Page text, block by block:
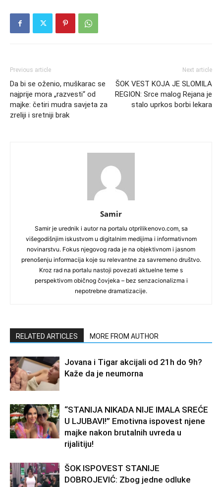
Previous article
Da bi se oženio, muškarac se
najprije mora „razvesti“ od
majke: četiri mudra savjeta za
zreliji i sretniji brak
Next article
ŠOK VEST KOJA JE SLOMILA
REGION: Srce malog Rejana je
stalo uprkos borbi lekara
Samir
Samir je urednik i autor na portalu otprilikenovo.com, sa
višegodišnjim iskustvom u digitalnim medijima i informativnom
novinarstvu. Fokus njegovog rada je na objektivnom i jasnom
prenošenju informacija koje su relevantne za savremeno društvo.
Kroz rad na portalu nastoji povezati aktuelne teme s
perspektivom običnog čovjeka – bez senzacionalizma i
nepotrebne dramatizacije.
RELATED ARTICLES MORE FROM AUTHOR
Jovana i Tigar akcijali od 21h do 9h?
Kaže da je neumorna
“STANIJA NIKADA NIJE IMALA SREĆE
U LJUBAVI!” Emotivna ispovest njene
majke nakon brutalnih uvreda u
rijalitiju!
ŠOK ISPOVEST STANIJE
DOBROJEVIĆ: Zbog jedne odluke